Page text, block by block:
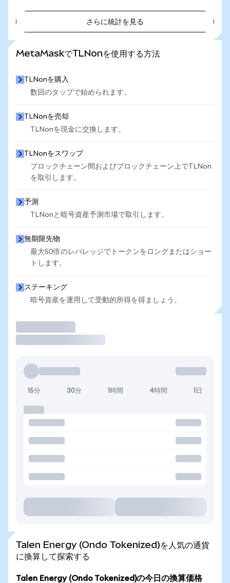
さらに統計を見る
MetaMaskでTLNonを使用する方法
TLNonを購入
数回のタップで始められます。
TLNonを売却
TLNonを現金に交換します。
TLNonをスワップ
ブロックチェーン間およびブロックチェーン上でTLNon
を取引します。
予測
TLNonと暗号資産予測市場で取引します。
無期限先物
最大50倍のレバレッジでトークンをロングまたはショー
トします。
ステーキング
暗号資産を運用して受動的所得を得ましょう。
15分 30分 1時間 4時間 1日
Talen Energy (Ondo Tokenized)を人気の通貨
に換算して探索する
Talen Energy (Ondo Tokenized)の今日の換算価格